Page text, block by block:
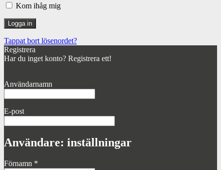
Kom ihåg mig
Tappat bort lösenordet?
Registrera
Har du inget konto? Registrera ett!
Användarnamn
E-post
Användare: inställningar
Förnamn *